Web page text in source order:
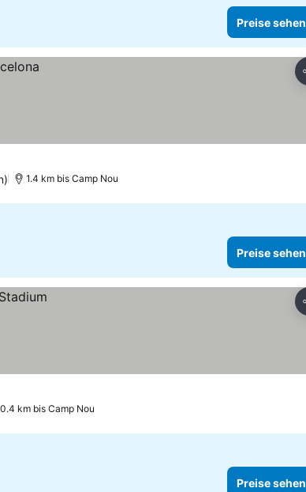
Preise sehen
1.4 km bis Camp Nou
Preise sehen
0.4 km bis Camp Nou
Preise sehen